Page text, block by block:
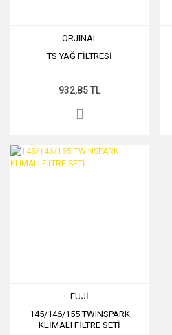
ORJINAL
TS YAĞ FİLTRESİ
932,85 TL
FUJİ
145/146/155 TWINSPARK
KLİMALI FİLTRE SETİ